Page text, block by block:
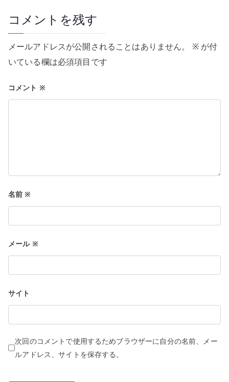
シ
ョ
ン
コメントを残す
メールアドレスが公開されることはありません。 ※が付
いている欄は必須項目です
コメント ※
名前※
メール ※
サイト
次回のコメントで使用するためブラウザーに自分の名前、メー
ルアドレス、サイトを保存する。